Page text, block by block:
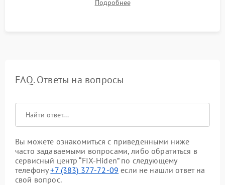
корректности формы выходного сигнала.
Подробнее
FAQ. Ответы на вопросы
Вы можете ознакомиться с приведенными ниже
часто задаваемыми вопросами, либо обратиться в
сервисный центр “FIX-Hiden” по следующему
телефону+7 (383) 377-72-09 если не нашли ответ на
свой вопрос.